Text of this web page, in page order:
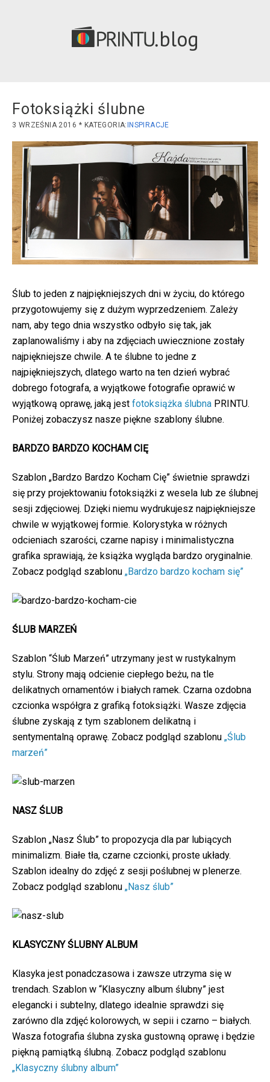
blog
Fotoksiążki ślubne
3 WRZEŚNIA 2016 INSPIRACJE
Ślub to jeden z najpiękniejszych dni w życiu, do którego
przygotowujemy się z dużym wyprzedzeniem. Zależy
nam, aby tego dnia wszystko odbyło się tak, jak
zaplanowaliśmy i aby na zdjęciach uwiecznione zostały
najpiękniejsze chwile. A te ślubne to jedne z
najpiękniejszych, dlatego warto na ten dzień wybrać
dobrego fotografa, a wyjątkowe fotografie oprawić w
wyjątkową oprawę, jaką jest fotoksiążka ślubna PRINTU.
Poniżej zobaczysz nasze piękne szablony ślubne.
BARDZO BARDZO KOCHAM CIĘ
Szablon „Bardzo Bardzo Kocham Cię” świetnie sprawdzi
się przy projektowaniu fotoksiążki z wesela lub ze ślubnej
sesji zdjęciowej. Dzięki niemu wydrukujesz najpiękniejsze
chwile w wyjątkowej formie. Kolorystyka w różnych
odcieniach szarości, czarne napisy i minimalistyczna
grafika sprawiają, że książka wygląda bardzo oryginalnie.
Zobacz podgląd szablonu „Bardzo bardzo kocham się”
ŚLUB MARZEŃ
Szablon “Ślub Marzeń” utrzymany jest w rustykalnym
stylu. Strony mają odcienie ciepłego beżu, na tle
delikatnych ornamentów i białych ramek. Czarna ozdobna
czcionka współgra z grafiką fotoksiążki. Wasze zdjęcia
ślubne zyskają z tym szablonem delikatną i
sentymentalną oprawę. Zobacz podgląd szablonu „Ślub
marzeń”
NASZ ŚLUB
Szablon „Nasz Ślub” to propozycja dla par lubiących
minimalizm. Białe tła, czarne czcionki, proste układy.
Szablon idealny do zdjęć z sesji poślubnej w plenerze.
Zobacz podgląd szablonu „Nasz ślub”
KLASYCZNY ŚLUBNY ALBUM
Klasyka jest ponadczasowa i zawsze utrzyma się w
trendach. Szablon w “Klasyczny album ślubny” jest
elegancki i subtelny, dlatego idealnie sprawdzi się
zarówno dla zdjęć kolorowych, w sepii i czarno – białych.
Wasza fotografia ślubna zyska gustowną oprawę i będzie
piękną pamiątką ślubną. Zobacz podgląd szablonu
„Klasyczny ślubny album”